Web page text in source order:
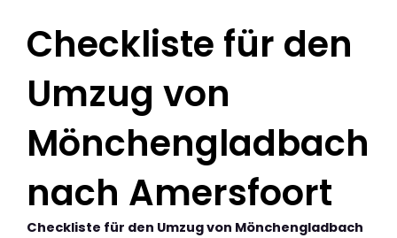
Checkliste für den
Umzug von
Mönchengladbach
nach Amersfoort
Checkliste für den Umzug von Mönchengladbach